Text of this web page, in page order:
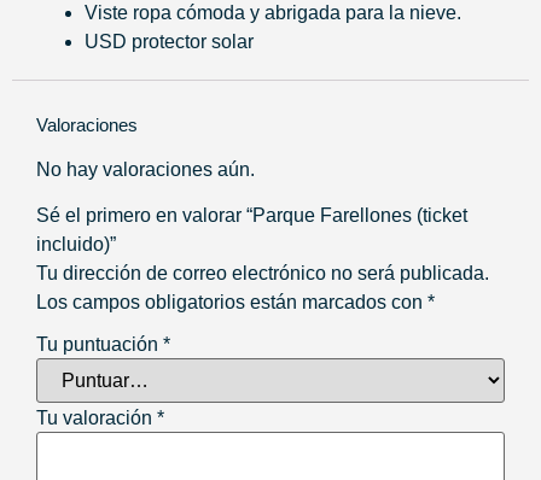
Viste ropa cómoda y abrigada para la nieve.
USD protector solar
Valoraciones
No hay valoraciones aún.
Sé el primero en valorar “Parque Farellones (ticket
incluido)”
Tu dirección de correo electrónico no será publicada.
Los campos obligatorios están marcados con *
Tu puntuación *
Tu valoración *